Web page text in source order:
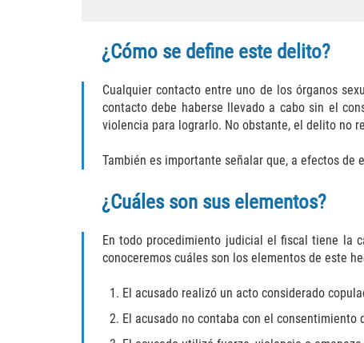
¿Cómo se define este delito?
Cualquier contacto entre uno de los órganos
contacto debe haberse llevado a cabo sin el
violencia para lograrlo. No obstante, el delito no
También es importante señalar que, a efectos
¿Cuáles son sus elementos?
En todo procedimiento judicial el fiscal tiene la
conoceremos cuáles son los elementos de este
El acusado realizó un acto considerado
El acusado no contaba con el consentimiento